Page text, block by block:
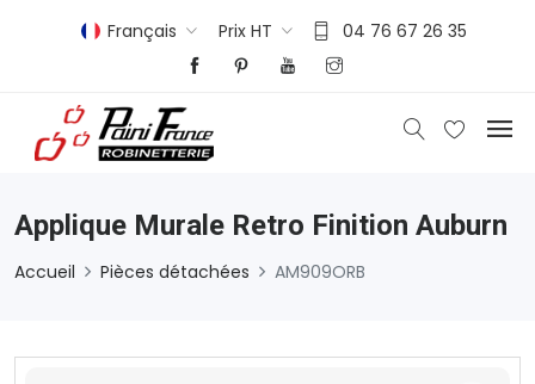
Français Prix HT 04 76 67 26 35
Applique Murale Retro Finition Auburn
Accueil Pièces détachées AM909ORB